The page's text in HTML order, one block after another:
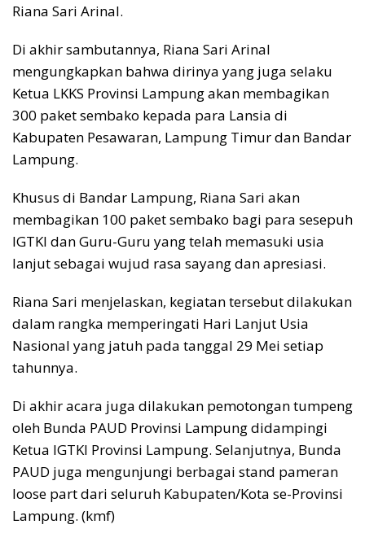
Riana Sari Arinal.
Di akhir sambutannya, Riana Sari Arinal
mengungkapkan bahwa dirinya yang juga selaku
Ketua LKKS Provinsi Lampung akan membagikan
300 paket sembako kepada para Lansia di
Kabupaten Pesawaran, Lampung Timur dan Bandar
Lampung.
Khusus di Bandar Lampung, Riana Sari akan
membagikan 100 paket sembako bagi para sesepuh
IGTKI dan Guru-Guru yang telah memasuki usia
lanjut sebagai wujud rasa sayang dan apresiasi.
Riana Sari menjelaskan, kegiatan tersebut dilakukan
dalam rangka memperingati Hari Lanjut Usia
Nasional yang jatuh pada tanggal 29 Mei setiap
tahunnya.
Di akhir acara juga dilakukan pemotongan tumpeng
oleh Bunda PAUD Provinsi Lampung didampingi
Ketua IGTKI Provinsi Lampung. Selanjutnya, Bunda
PAUD juga mengunjungi berbagai stand pameran
loose part dari seluruh Kabupaten/Kota se-Provinsi
Lampung. (kmf)